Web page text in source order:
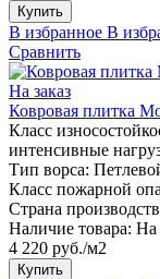
Купить
В избранное В
Сравнить
На заказ
Ковровая плитка
Класс
интенсивные
Тип ворса:
Класс пожарной
Страна
Наличие товара: На
4 220 руб./м2
Купить